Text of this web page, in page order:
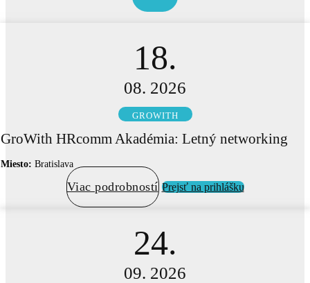
18.
08. 2026
GROWITH
GroWith HRcomm Akadémia: Letný networking
Miesto: Bratislava
Viac podrobností Prejsť na prihlášku
24.
09. 2026